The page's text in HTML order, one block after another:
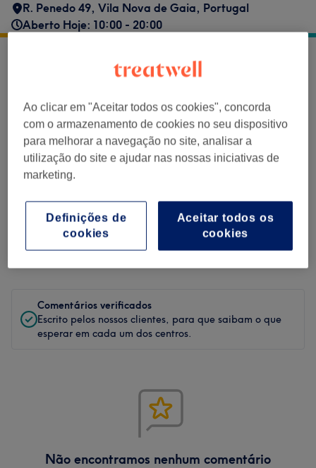
R. Penedo 49, Vila Nova de Gaia, Portugal
Aberto Hoje: 10:00 - 20:00
Comentários do centro
-.- 0 comentário
Filtrar Comentários
Comentários verificados
Escrito pelos nossos clientes, para que saibam o que
esperar em cada um dos centros.
Não encontramos nenhum comentário
Ao clicar em "Aceitar todos os cookies", concorda
com o armazenamento de cookies no seu dispositivo
para melhorar a navegação no site, analisar a
utilização do site e ajudar nas nossas iniciativas de
marketing.
Aceitar todos os
cookies
Definições de
cookies